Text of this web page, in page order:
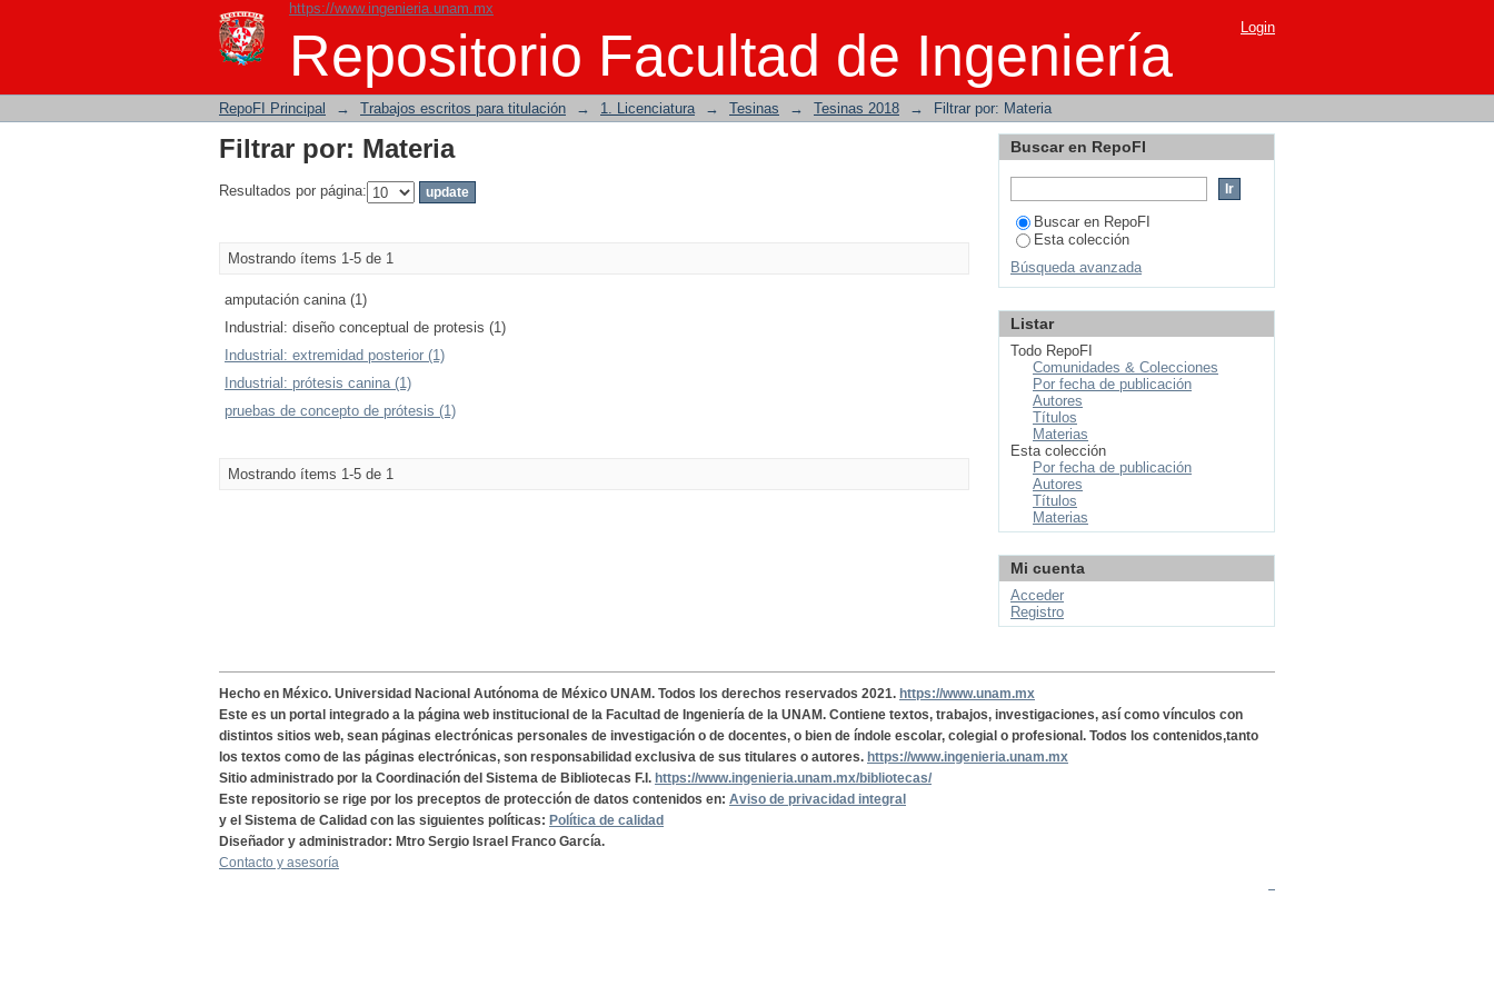
https://www.ingenieria.unam.mx
Repositorio Facultad de Ingeniería
Filtrar por: Materia Login
RepoFI Principal → Trabajos escritos para titulación → 1. Licenciatura → Tesinas → Tesinas 2018 → Filtrar por: Materia
Filtrar por: Materia
Resultados por página:
Mostrando ítems 1-5 de 1
amputación canina (1)
Industrial: diseño conceptual de protesis (1)
Industrial: extremidad posterior (1)
Industrial: prótesis canina (1)
pruebas de concepto de prótesis (1)
Mostrando ítems 1-5 de 1
Buscar en RepoFI
Buscar en RepoFI
Esta colección
Búsqueda avanzada
Listar
Todo RepoFI
Comunidades & Colecciones
Por fecha de publicación
Autores
Títulos
Materias
Esta colección
Por fecha de publicación
Autores
Títulos
Materias
Mi cuenta
Acceder
Registro
Hecho en México. Universidad Nacional Autónoma de México UNAM. Todos los derechos reservados 2021. https://www.unam.mx
Este es un portal integrado a la página web institucional de la Facultad de Ingeniería de la UNAM. Contiene textos, trabajos, investigaciones, así como vínculos con
distintos sitios web, sean páginas electrónicas personales de investigación o de docentes, o bien de índole escolar, colegial o profesional. Todos los contenidos,tanto
los textos como de las páginas electrónicas, son responsabilidad exclusiva de sus titulares o autores. https://www.ingenieria.unam.mx
Sitio administrado por la Coordinación del Sistema de Bibliotecas F.I. https://www.ingenieria.unam.mx/bibliotecas/
Este repositorio se rige por los preceptos de protección de datos contenidos en: Aviso de privacidad integral
y el Sistema de Calidad con las siguientes políticas: Política de calidad
Diseñador y administrador: Mtro Sergio Israel Franco García.
Contacto y asesoría